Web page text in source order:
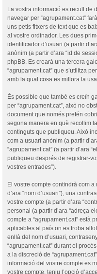
La vostra informació es recull de
navegar per “agrupament.cat”
uns petis fitxers de text que es
al vostre ordinador. Les dues
identificador d’usuari (a partir
anònim (a partir d’ara “id de
phpBB. Es crearà una tercera
“agrupament.cat” que s’utilitza
amb la qual cosa es millora la
És possible que també es creïn
per “agrupament.cat”, això no
document que només pretén
segona manera en què recollim
continguts que publiqueu. Això
com a usuari anònim (a partir
“agrupament.cat” (a partir d’ara
publiqueu després de registrar-
vostres entrades”).
El vostre compte contindrà com
d’ara “nom d’usuari”), una
vostre compte (a partir d’ara
personal (a partir d’ara “adreça
compte a “agrupament.cat” està
aplicables al país on es troba
enllà del nom d’usuari,
“agrupament.cat” durant el
a la discreció de
informació del vostre compte es
vostre compte, teniu l’opció